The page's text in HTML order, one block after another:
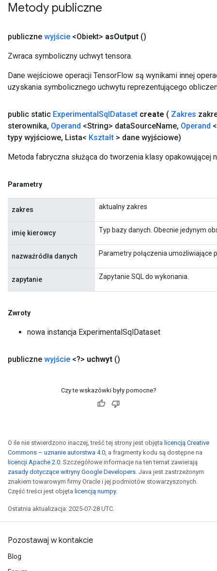
Metody publiczne
publiczne wyjście <Obiekt> asOutput ()
Zwraca symboliczny uchwyt tensora.
Dane wejściowe operacji TensorFlow są wynikami innej
uzyskania symbolicznego uchwytu reprezentującego
public static ExperimentalSqlDataset create ( Zakres
sterownika, Operand <String> dataSourceName, Operand
typy wyjściowe, Lista< Kształt > dane wyjściowe)
Metoda fabryczna służąca do tworzenia klasy opakowującej
Parametry
zakres aktualny zakres
imię kierowcy Typ bazy danych. Obecnie jedynym
nazwaźródła danych Parametry połączenia umożliwiające
zapytanie Zapytanie SQL do wykonania.
Zwroty
nowa instancja ExperimentalSqlDataset
publiczne wyjście <?> uchwyt ()
Czy te wskazówki były pomocne?
O ile nie stwierdzono inaczej, treść tej strony jest objęta licencją Creative
Commons – uznanie autorstwa 4.0, a fragmenty kodu są dostępne na
licencji Apache 2.0. Szczegółowe informacje na ten temat zawierają
zasady dotyczące witryny Google Developers. Java jest zastrzeżonym
znakiem towarowym firmy Oracle i jej podmiotów stowarzyszonych.
Część treści jest objęta licencją numpy.
Ostatnia aktualizacja: 2025-07-28 UTC.
Pozostawaj w kontakcie
Blog